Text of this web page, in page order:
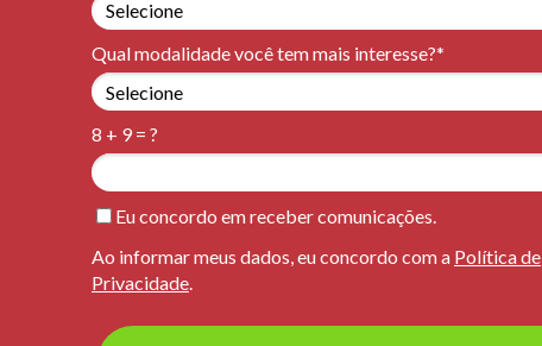
Qual modalidade você tem mais interesse?*
8 + 9 = ?
Eu concordo em receber comunicações.
Ao informar meus dados, eu concordo com a Política de
Privacidade.